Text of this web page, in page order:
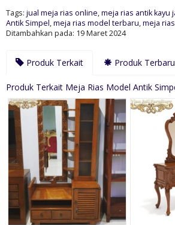
Tags: jual meja rias online,meja rias antik kayu
Antik Simpel,meja rias model terbaru,meja
Ditambahkan pada: 19 Maret 2024
Produk Terkait Produk Terbaru
Produk Terkait Meja Rias Model Antik